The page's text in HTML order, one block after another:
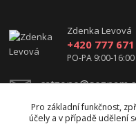
Zdenka Levová
+420 777
PO-PA 9:00-16:00
Pro základní funkčnost,
účely a v případě udělení